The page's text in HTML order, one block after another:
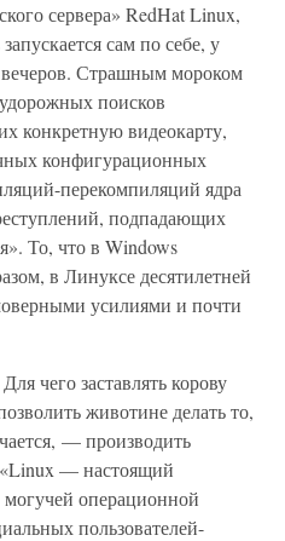
сервера» RedHat Linux,
сам по себе, у
Страшным мороком
поисков
конкретную видеокарту,
конфигурационных
перекомпиляций ядра
подпадающих
То, что в Windows
в Линуксе десятилетней
усилиями и почти
чего заставлять корову
животине делать то,
— производить
— настоящий
могучей операционной
пользователей-